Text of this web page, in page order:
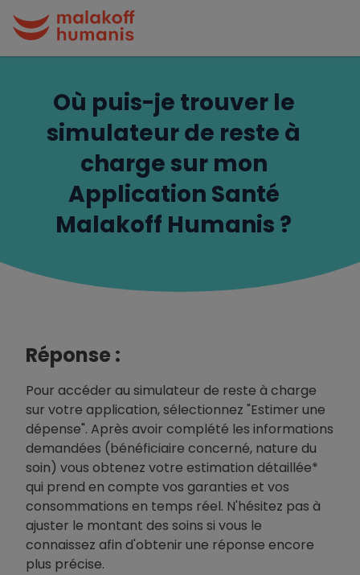
Où puis-je trouver le
simulateur de reste à
charge sur mon
Application Santé
Malakoff Humanis ?
Réponse :
Pour accéder au simulateur de reste à charge
sur votre application, sélectionnez "Estimer une
dépense". Après avoir complété les informations
demandées (bénéficiaire concerné, nature du
soin) vous obtenez votre estimation détaillée*
qui prend en compte vos garanties et vos
consommations en temps réel. N'hésitez pas à
ajuster le montant des soins si vous le
connaissez afin d'obtenir une réponse encore
plus précise.